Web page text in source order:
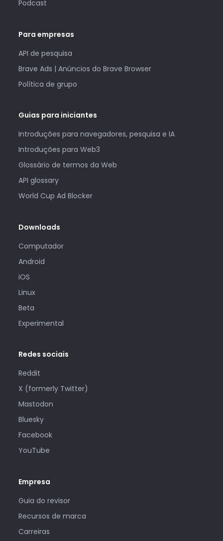
Podcast
Para empresas
API de pesquisa
Brave Ads | Anúncios do Brave Browser
Política de grupo
Guias para iniciantes
Introduções para navegadores, pesquisa e IA
Introduções para Web3
Glossário de termos da Web
API glossary
World Cup Ad Blocker
Downloads
Computador
Android
iOS
Linux
Beta
Experimental
Redes sociais
Reddit
X (formerly Twitter)
Mastodon
Bluesky
Facebook
YouTube
Empresa
Guia do revisor
Recursos de marca
Carreiras